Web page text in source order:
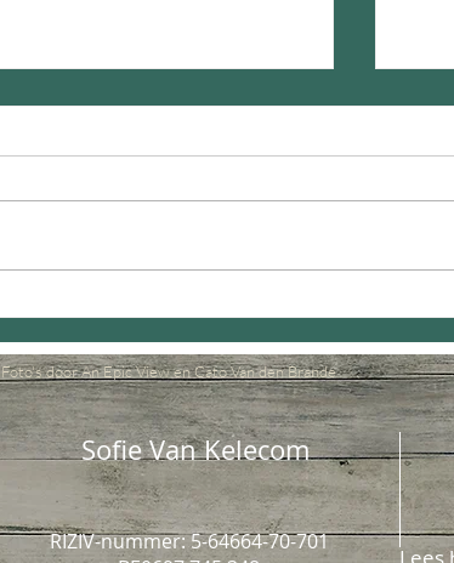
Chai Latté
Foto's door An Epic View en Cato Van den Brande
Sofie Van Kelecom
RIZIV-nummer: 5-64664-70-701